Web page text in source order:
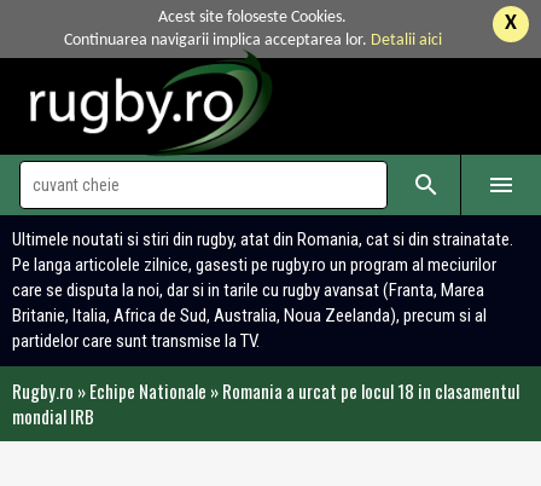
X
Acest site foloseste Cookies.
Continuarea navigarii implica acceptarea lor. Detalii aici
 
Ultimele noutati si stiri din rugby, atat din Romania, cat si din strainatate.
Pe langa articolele zilnice, gasesti pe rugby.ro un program al meciurilor
care se disputa la noi, dar si in tarile cu rugby avansat (Franta, Marea
Britanie, Italia, Africa de Sud, Australia, Noua Zeelanda), precum si al
partidelor care sunt transmise la TV.
Rugby.ro »Echipe Nationale »Romania a urcat pe locul 18 in clasamentul
mondial IRB